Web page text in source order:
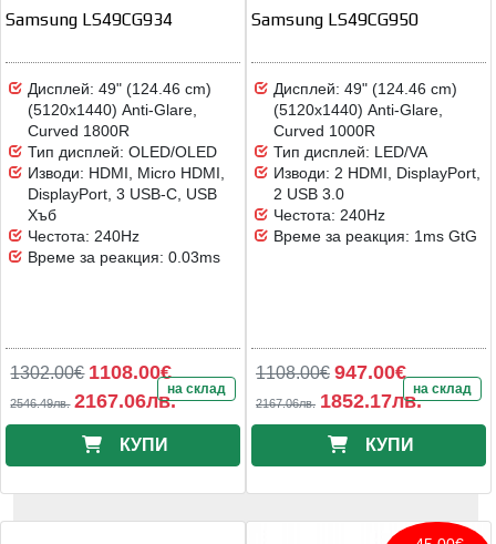
Samsung LS49CG934
Дисплей: 49" (124.46 cm)
(5120x1440) Anti-Glare,
Curved 1800R
Тип дисплей: OLED/OLED
Изводи: HDMI, Micro HDMI,
DisplayPort, 3 USB-C, USB
Хъб
Честота: 240Hz
Време за реакция: 0.03ms
1302.00€ 1108.00€
2546.49лв. 2167.06лв.на склад
КУПИ
Samsung LS49CG950
Дисплей: 49" (124.46 cm)
(5120x1440) Anti-Glare,
Curved 1000R
Тип дисплей: LED/VA
Изводи: 2 HDMI, DisplayPort,
2 USB 3.0
Честота: 240Hz
Време за реакция: 1ms GtG
1108.00€ 947.00€
2167.06лв. 1852.17лв.на склад
КУПИ